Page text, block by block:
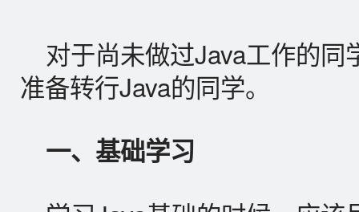
对于尚未做过Java工作的
准备转行Java的同学。
一、基础学习